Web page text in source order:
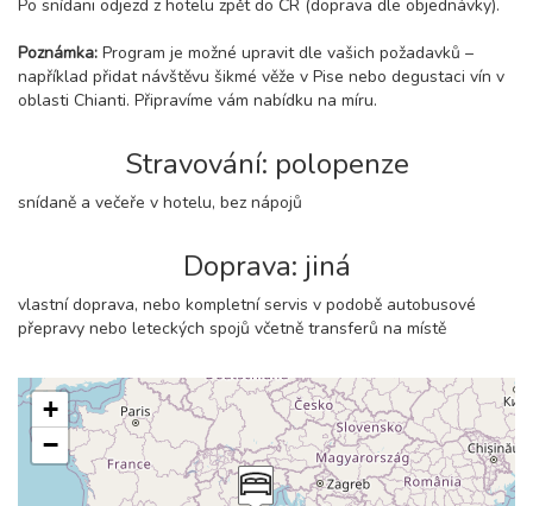
Po snídani odjezd z hotelu zpět do ČR (doprava dle objednávky).
Poznámka: Program je možné upravit dle vašich požadavků –
například přidat návštěvu šikmé věže v Pise nebo degustaci vín v
oblasti Chianti. Připravíme vám nabídku na míru.
Stravování: polopenze
snídaně a večeře v hotelu, bez nápojů
Doprava: jiná
vlastní doprava, nebo kompletní servis v podobě autobusové
přepravy nebo leteckých spojů včetně transferů na místě
+
−